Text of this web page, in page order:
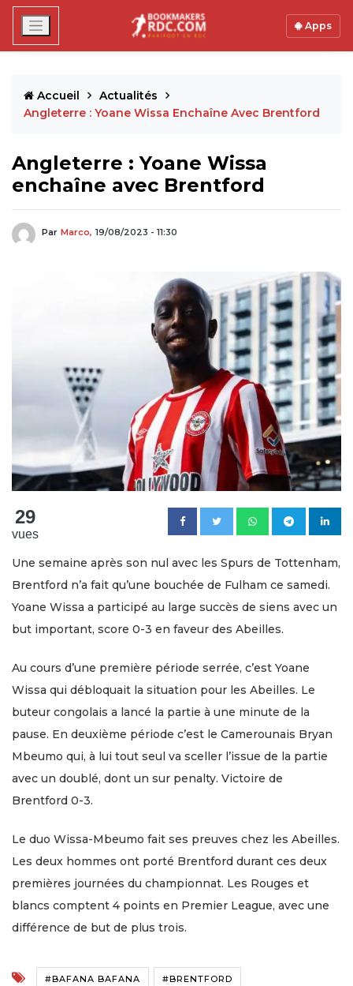
Apps
Accueil
Actualités
Angleterre : Yoane Wissa Enchaîne Avec Brentford
Angleterre : Yoane Wissa
enchaîne avec Brentford
Par Marco, 19/08/2023 - 11:30
29
vues
Une semaine après son nul avec les Spurs de Tottenham,
Brentford n’a fait qu’une bouchée de Fulham ce samedi.
Yoane Wissa a participé au large succès de siens avec un
but important, score 0-3 en faveur des Abeilles.
Au cours d’une première période serrée, c’est Yoane
Wissa qui débloquait la situation pour les Abeilles. Le
buteur congolais a lancé la partie à une minute de la
pause. En deuxième période c’est le Camerounais Bryan
Mbeumo qui, à lui tout seul va sceller l’issue de la partie
avec un doublé, dont un sur penalty. Victoire de
Brentford 0-3.
Le duo Wissa-Mbeumo fait ses preuves chez les Abeilles.
Les deux hommes ont porté Brentford durant ces deux
premières journées du championnat. Les Rouges et
blancs comptent 4 points en Premier League, avec une
différence de but de plus trois.
#BAFANA BAFANA #BRENTFORD